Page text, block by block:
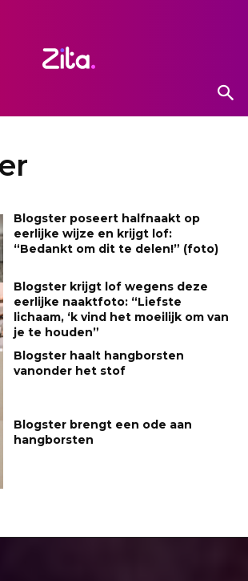
Blogster poseert halfnaakt op
eerlijke wijze en krijgt lof:
“Bedankt om dit te delen!” (foto)
Blogster krijgt lof wegens deze
eerlijke naaktfoto: “Liefste
lichaam, ‘k vind het moeilijk om van
je te houden”
Blogster haalt hangborsten
vanonder het stof
Blogster brengt een ode aan
hangborsten